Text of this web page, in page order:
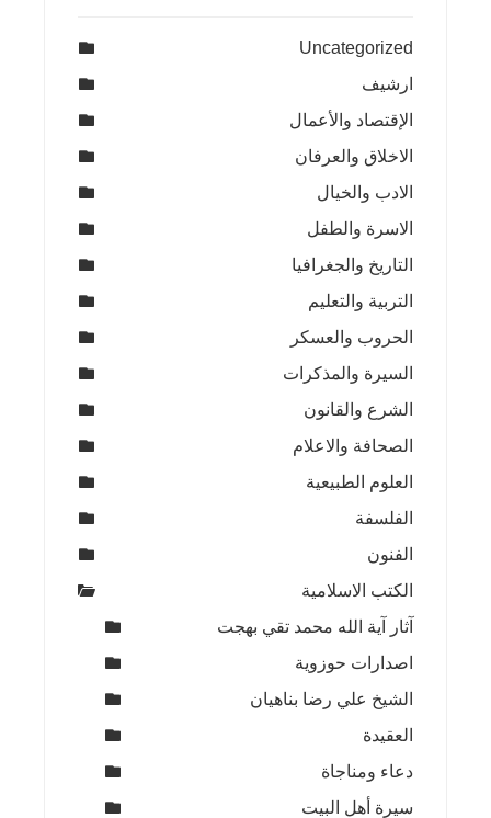
Uncategorized
ارشيف
الإقتصاد والأعمال
الاخلاق والعرفان
الادب والخيال
الاسرة والطفل
التاريخ والجغرافيا
التربية والتعليم
الحروب والعسكر
السيرة والمذكرات
الشرع والقانون
الصحافة والاعلام
العلوم الطبيعية
الفلسفة
الفنون
الكتب الاسلامية
آثار آية الله محمد تقي بهجت
اصدارات حوزوية
الشيخ علي رضا بناهيان
العقيدة
دعاء ومناجاة
سيرة أهل البيت